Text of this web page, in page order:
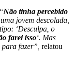
“Não tinha percebido
jovem descolada,
‘Desculpa, o
farei isso‘. Mas
fazer”, relatou